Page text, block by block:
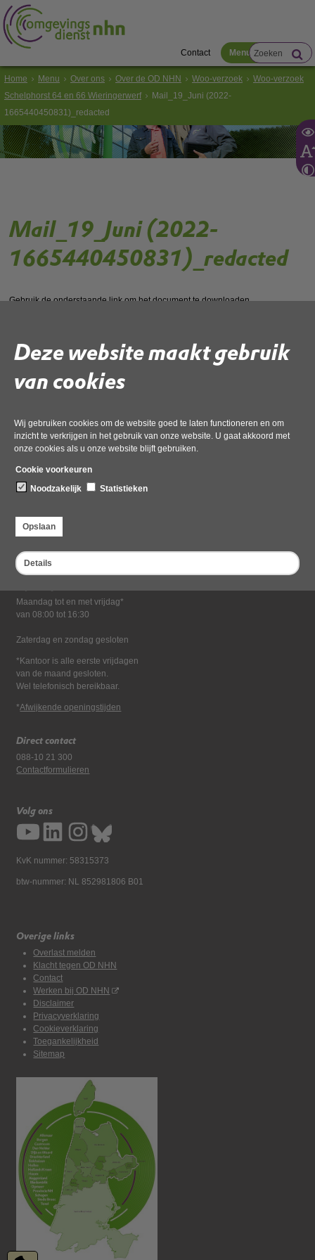
Deze website maakt gebruik
van cookies
Wij gebruiken cookies om de website goed te laten functioneren en om
inzicht te verkrijgen in het gebruik van onze website. U gaat akkoord met
onze cookies als u onze website blijft gebruiken.
Cookie voorkeuren
Noodzakelijk
Statistieken
Opslaan
Details
Contact Menu
Home Menu Over ons Over de OD NHN Woo-verzoek
Woo-verzoek
Schelphorst 64 en 66 Wieringerwerf
Mail_19_Juni (2022-
1665440450831)_redacted
Mail_19_Juni (2022-
1665440450831)_redacted
Gebruik de onderstaande link om het document te downloaden.
Deel deze pagina
Dampten 2, 1624 NR Hoorn
Postadres
Postbus 2095, 1620 EB Hoorn
Maandag tot en met vrijdag*
van 08:00 tot 16:30
Zaterdag en zondag gesloten
*Kantoor is alle eerste vrijdagen
van de maand gesloten.
Wel telefonisch bereikbaar.
*Afwijkende openingstijden
Direct contact
088-10 21 300
Contactformulieren
Volg ons
KvK nummer: 58315373
btw-nummer: NL 852981806 B01
Overige links
Overlast melden
Klacht tegen OD NHN
Contact
Werken bij OD NHN
Disclaimer
Privacyverklaring
Cookieverklaring
Toegankelijkheid
Sitemap